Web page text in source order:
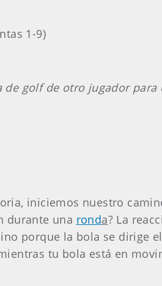
1-9)
de golf de otro jugador
iniciemos nuestro
durante una ronda? La
porque la bola se dirige
tu bola está en